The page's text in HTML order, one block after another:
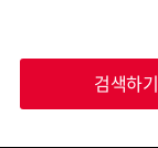
ㅌ ㅍ ㅎ ABC 123
검색하기